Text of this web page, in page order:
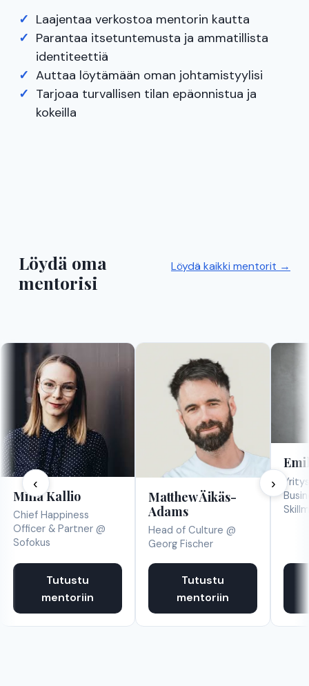
Laajentaa verkostoa mentorin kautta
Parantaa itsetuntemusta ja ammatillista
identiteettiä
Auttaa löytämään oman johtamistyylisi
Tarjoaa turvallisen tilan epäonnistua ja
kokeilla
Löydä oma
mentorisi
Löydä kaikki mentorit →
‹
Milla Kallio
Chief Happiness
Officer & Partner @
Sofokus
Tutustu
mentoriin
Matthew Äikäs-
Adams
Head of Culture @
Georg Fischer
Tutustu
mentoriin
›